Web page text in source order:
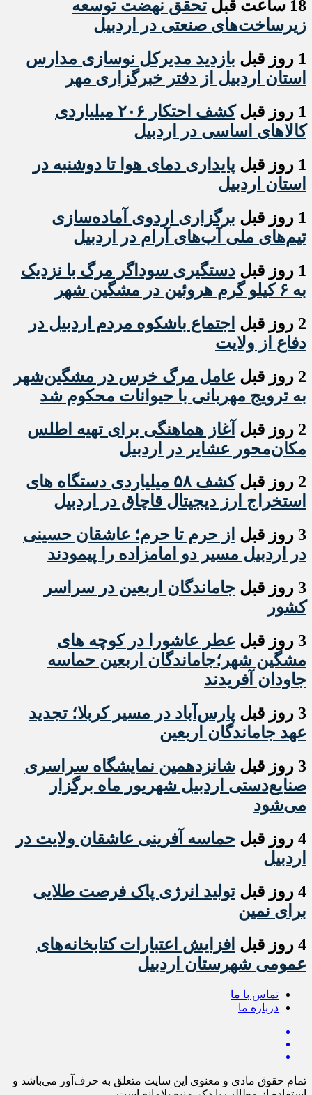
18 ساعت قبل
تحقق نهضت توسعه
زیرساخت‌های صنعتی در اردبیل
1 روز قبل
بازدید مدیرکل نوسازی مدارس
استان اردبیل از دفتر خبرگزاری مهر
1 روز قبل
کشف احتکار ۲۰۶ میلیاردی
کالاهای اساسی در اردبیل
1 روز قبل
پایداری دمای هوا تا دوشنبه در
استان اردبیل
1 روز قبل
برگزاری اردوی آماده‌سازی
تیم‌های ملی آب‌های آرام در اردبیل
1 روز قبل
دستگیری سوداگر مرگ با نزدیک
به ۶ کیلو گرم هروئین در مشگین شهر
2 روز قبل
اجتماع باشکوه مردم اردبیل در
دفاع از ولایت
2 روز قبل
عامل مرگ خرس در مشگین‌شهر
به ترویج مهربانی با حیوانات محکوم شد
2 روز قبل
آغاز هماهنگی برای تهیه اطلس
مکان‌محور عشایر در اردبیل
2 روز قبل
کشف ۵۸ میلیاردی دستگاه های
استخراج ارز دیجیتال قاچاق در اردبیل
3 روز قبل
از حرم تا حرم؛ عاشقان حسینی
در اردبیل مسیر دو امامزاده را پیمودند
3 روز قبل
جاماندگان اربعین در سراسر
کشور
3 روز قبل
عطر عاشورا در کوچه های
مشگین شهر؛جاماندگان اربعین حماسه
جاودان آفریدند
3 روز قبل
پارس‌آباد در مسیر کربلا؛ تجدید
عهد جاماندگان اربعین
3 روز قبل
شانزدهمین نمایشگاه سراسری
صنایع‌دستی اردبیل شهریور ماه برگزار
می‌شود
4 روز قبل
حماسه آفرینی عاشقان ولایت در
اردبیل
4 روز قبل
تولید انرژی پاک فرصت طلایی
برای نمین
4 روز قبل
افزایش اعتبارات کتابخانه‌های
عمومی شهرستان اردبیل
تماس با ما
درباره ما
تمام حقوق مادی و معنوی این سایت متعلق به حرف‌آور می‌باشد و